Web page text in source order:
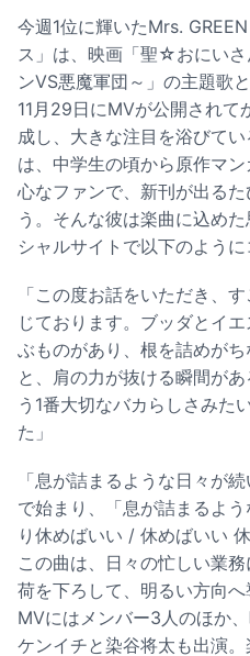
今週1位に輝いたMrs.
ス」は、映画「聖☆おにいさ
ンVS悪魔軍団～」の主題歌
11月29日にMVが公開され
成し、大きな注目を浴びて
は、中学生の頃から原作マ
心なファンで、新刊が出る
う。そんな彼は楽曲に込め
シャルサイトで以下のように
「この度お話をいただき、
じております。ブッダとイ
ぶものがあり、根を詰めが
と、肩の力が抜ける瞬間が
う1番大切なバカらしさみた
た」
「息が詰まるような日々が
で始まり、「息が詰まるよ
り休めばいい / 休めばいい
この曲は、日々の忙しい業
荷を下ろして、明るい方向へ
MVにはメンバー3人のほか
ケンイチと染谷将太も出演